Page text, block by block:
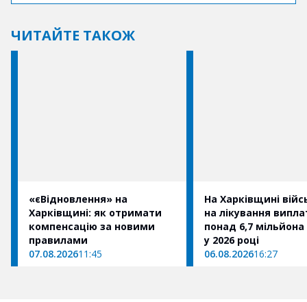
ЧИТАЙТЕ ТАКОЖ
«єВідновлення» на
Харківщині: як отримати
компенсацію за новими
правилами
07.08.202611:45
На Харківщині
на лікування
понад 6,7
у 2026 році
06.08.202616:27